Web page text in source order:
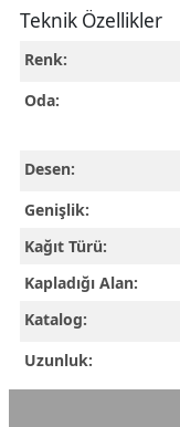
Teknik Özellikler
Renk:
Oda:
Desen:
Genişlik:
Kağıt Türü:
Kapladığı Alan:
Katalog:
Uzunluk: